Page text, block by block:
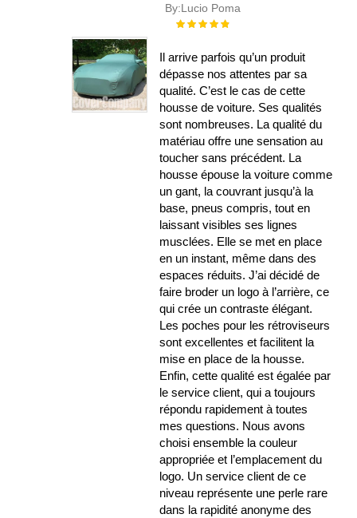
By:Lucio Poma
Évaluation :
Il arrive parfois qu’un produit
dépasse nos attentes par sa
qualité. C’est le cas de cette
housse de voiture. Ses qualités
sont nombreuses. La qualité du
matériau offre une sensation au
toucher sans précédent. La
housse épouse la voiture comme
un gant, la couvrant jusqu’à la
base, pneus compris, tout en
laissant visibles ses lignes
musclées. Elle se met en place
en un instant, même dans des
espaces réduits. J’ai décidé de
faire broder un logo à l’arrière, ce
qui crée un contraste élégant.
Les poches pour les rétroviseurs
sont excellentes et facilitent la
mise en place de la housse.
Enfin, cette qualité est égalée par
le service client, qui a toujours
répondu rapidement à toutes
mes questions. Nous avons
choisi ensemble la couleur
appropriée et l’emplacement du
logo. Un service client de ce
niveau représente une perle rare
dans la rapidité anonyme des